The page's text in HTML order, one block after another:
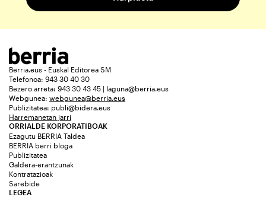
Berria.eus - Euskal Editorea SM
Telefonoa: 943 30 40 30
Bezero arreta: 943 30 43 45 | laguna@berria.eus
Webgunea: webgunea@berria.eus
Publizitatea: publi@bidera.eus
Harremanetan jarri
ORRIALDE KORPORATIBOAK
Ezagutu BERRIA Taldea
BERRIA berri bloga
Publizitatea
Galdera-erantzunak
Kontratazioak
Sarebide
LEGEA